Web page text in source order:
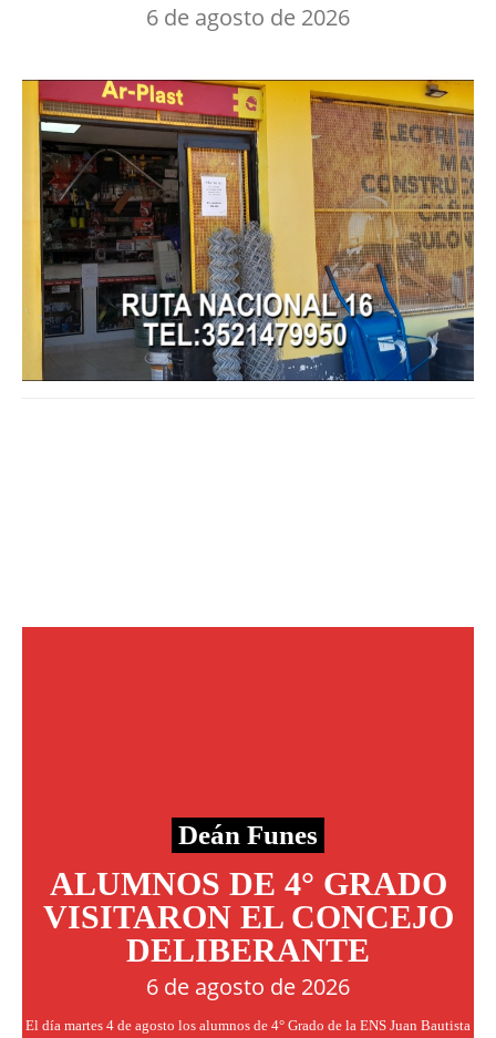
6 de agosto de 2026
Deán Funes
ALUMNOS DE 4° GRADO
VISITARON EL CONCEJO
DELIBERANTE
6 de agosto de 2026
El día martes 4 de agosto los alumnos de 4° Grado de la ENS Juan Bautista